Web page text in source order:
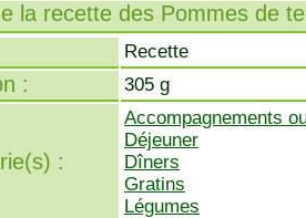
la recette des Pommes de
Recette
: 305 g
:
Accompagnements
Déjeuner
Dîners
Gratins
Légumes